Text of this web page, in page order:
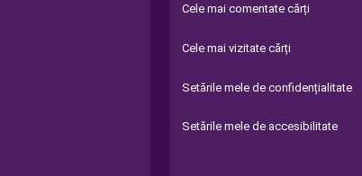
Cele mai comentate cărți
Cele mai vizitate cărți
Setările mele de confidențialitate
Setările mele de accesibilitate